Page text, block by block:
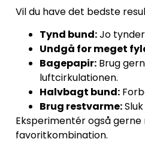
Vil du have det bedste
Tynd bund:Jo
Undgå for meget
Bagepapir: Brug
luftcirkulationen.
Halvbagt bund:
Brug restvarme:
Eksperimentér også
favoritkombination.